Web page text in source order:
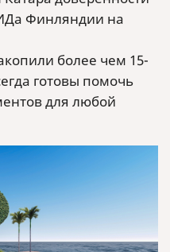
Финляндии на
более чем 15-
готовы помочь
для любой